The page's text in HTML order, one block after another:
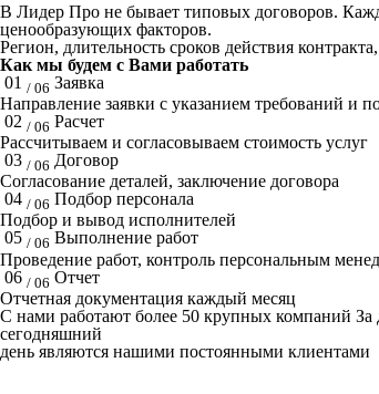
В Лидер Про не бывает типовых договоров.
ценообразующих факторов.
Регион, длительность сроков действия
Как мы будем с Вами работать
01 / 06 Заявка
Направление заявки с указанием требований и
02 / 06 Расчет
Рассчитываем и согласовываем стоимость услуг
03 / 06 Договор
Согласование деталей, заключение договора
04 / 06 Подбор персонала
Подбор и вывод исполнителей
05 / 06 Выполнение работ
Проведение работ, контроль персональным
06 / 06 Отчет
Отчетная документация каждый месяц
C нами работают более 50 крупных компаний За
сегодняшний
день являются нашими постоянными клиентами